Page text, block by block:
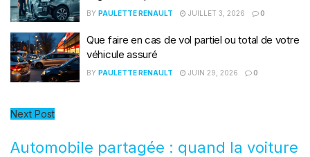
BY PAULETTE RENAULT JUILLET 3, 2026 0
Que faire en cas de vol partiel ou total de votre
véhicule assuré
BY PAULETTE RENAULT JUIN 29, 2026 0
Next Post
Automobile partagée : quand la voiture